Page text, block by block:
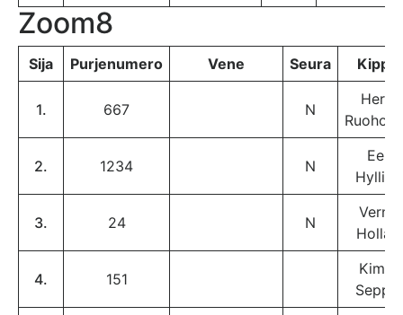
Zoom8
Sija Purjenumero Vene Seura
1. 667 N
2. 1234 N
Eelis
3. 24 N
4. 151